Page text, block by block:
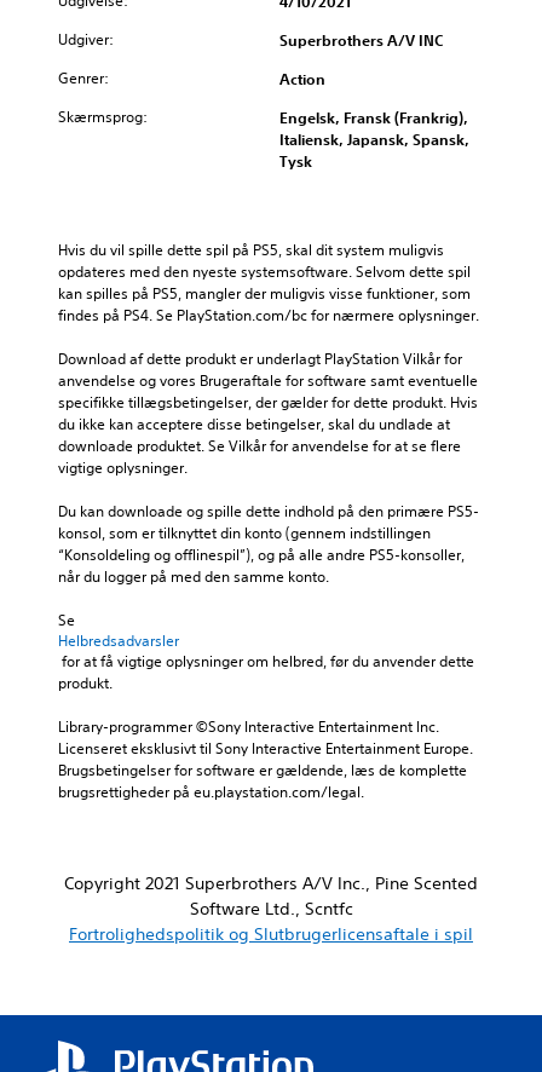
Udgiver: Superbrothers A/V INC
Genrer: Action
Skærmsprog:
Engelsk, Fransk (Frankrig),
Italiensk, Japansk, Spansk,
Tysk
Hvis du vil spille dette spil på PS5, skal dit system muligvis
opdateres med den nyeste systemsoftware. Selvom dette spil
kan spilles på PS5, mangler der muligvis visse funktioner, som
findes på PS4. Se PlayStation.com/bc for nærmere oplysninger.
Download af dette produkt er underlagt PlayStation Vilkår for
anvendelse og vores Brugeraftale for software samt eventuelle
specifikke tillægsbetingelser, der gælder for dette produkt. Hvis
du ikke kan acceptere disse betingelser, skal du undlade at
downloade produktet. Se Vilkår for anvendelse for at se flere
vigtige oplysninger.
Du kan downloade og spille dette indhold på den primære PS5-
konsol, som er tilknyttet din konto (gennem indstillingen
“Konsoldeling og offlinespil”), og på alle andre PS5-konsoller,
når du logger på med den samme konto.
Se
Helbredsadvarsler
produkt.
Library-programmer ©Sony Interactive Entertainment Inc.
Licenseret eksklusivt til Sony Interactive Entertainment Europe.
Brugsbetingelser for software er gældende, læs de komplette
brugsrettigheder på eu.playstation.com/legal.
Copyright 2021 Superbrothers A/V Inc., Pine Scented
Software Ltd., Scntfc
Fortrolighedspolitik og Slutbrugerlicensaftale i spil